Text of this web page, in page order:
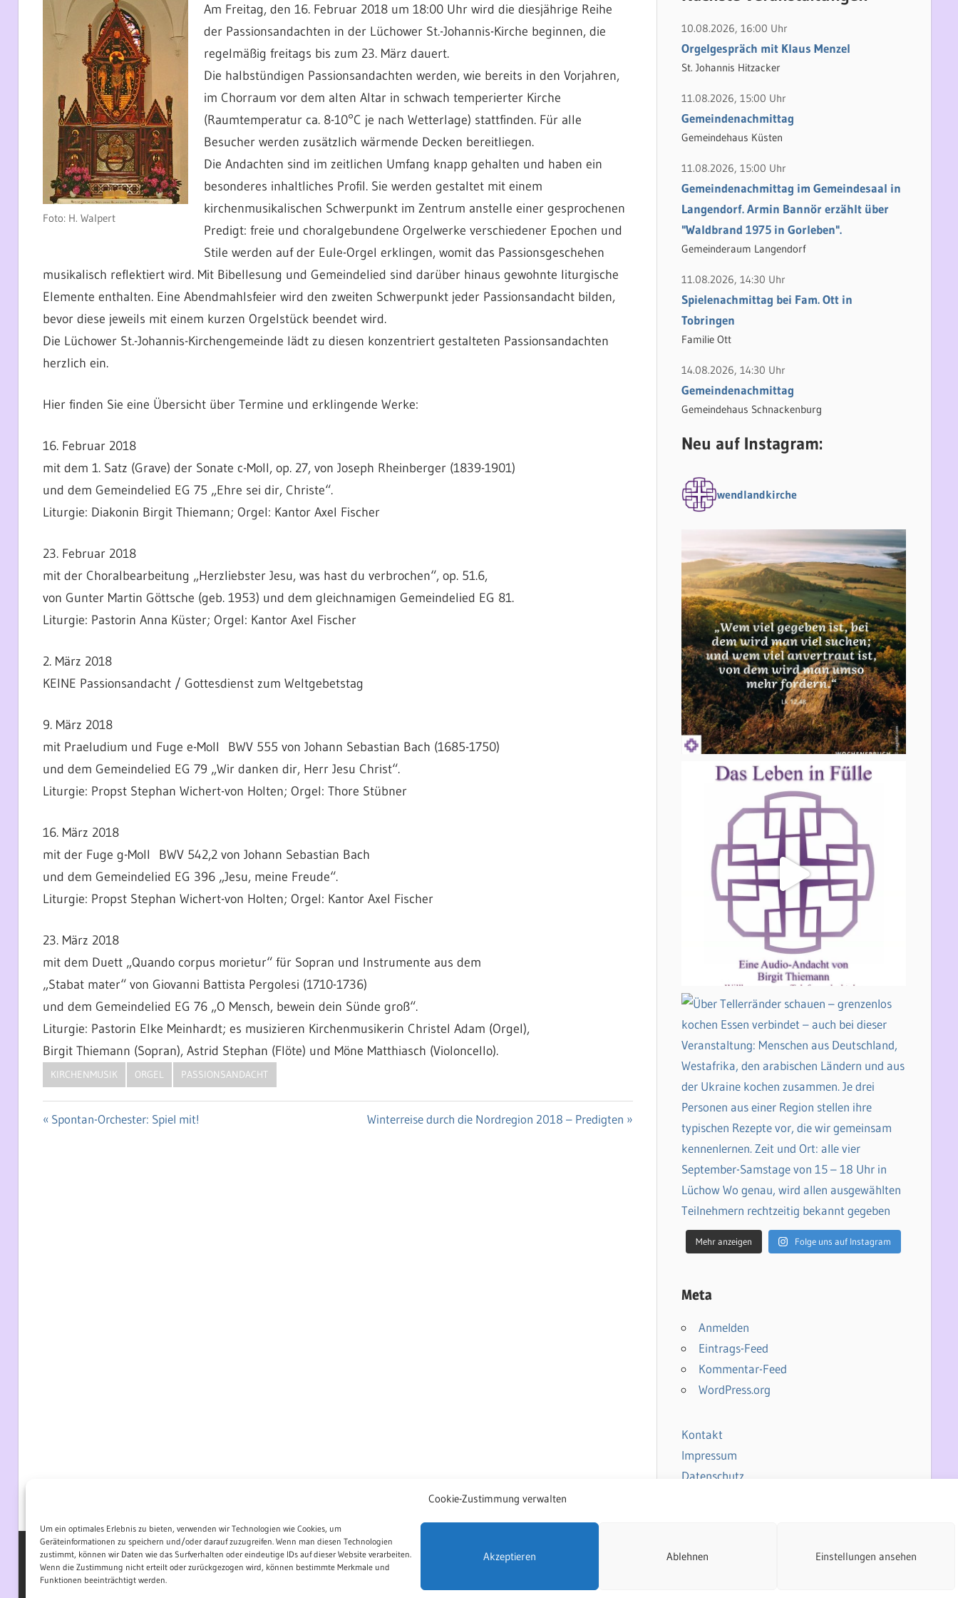
Cookie-Zustimmung verwalten
Um ein optimales Erlebnis zu bieten, verwenden wir Technologien wie Cookies, um
Geräteinformationen zu speichern und/oder darauf zuzugreifen. Wenn man diesen Technologien
zustimmt, können wir Daten wie das Surfverhalten oder eindeutige IDs auf dieser Website verarbeiten.
Wenn die Zustimmung nicht erteilt oder zurückgezogen wird, können bestimmte Merkmale und
Funktionen beeinträchtigt werden.
Akzeptieren Ablehnen Einstellungen ansehen
Foto: H. Walpert
Am Freitag, den 16. Februar 2018 um 18:00 Uhr wird die diesjährige Reihe
der Passionsandachten in der Lüchower St.-Johannis-Kirche beginnen, die
regelmäßig freitags bis zum 23. März dauert.
Die halbstündigen Passionsandachten werden, wie bereits in den Vorjahren,
im Chorraum vor dem alten Altar in schwach temperierter Kirche
(Raumtemperatur ca. 8-10°C je nach Wetterlage) stattfinden. Für alle
Besucher werden zusätzlich wärmende Decken bereitliegen.
Die Andachten sind im zeitlichen Umfang knapp gehalten und haben ein
besonderes inhaltliches Profil. Sie werden gestaltet mit einem
kirchenmusikalischen Schwerpunkt im Zentrum anstelle einer gesprochenen
Predigt: freie und choralgebundene Orgelwerke verschiedener Epochen und
Stile werden auf der Eule-Orgel erklingen, womit das Passionsgeschehen
musikalisch reflektiert wird. Mit Bibellesung und Gemeindelied sind darüber hinaus gewohnte liturgische
Elemente enthalten. Eine Abendmahlsfeier wird den zweiten Schwerpunkt jeder Passionsandacht bilden,
bevor diese jeweils mit einem kurzen Orgelstück beendet wird.
Die Lüchower St.-Johannis-Kirchengemeinde lädt zu diesen konzentriert gestalteten Passionsandachten
herzlich ein.
Hier finden Sie eine Übersicht über Termine und erklingende Werke:
16. Februar 2018
mit dem 1. Satz (Grave) der Sonate c-Moll, op. 27, von Joseph Rheinberger (1839-1901)
und dem Gemeindelied EG 75 „Ehre sei dir, Christe“.
Liturgie: Diakonin Birgit Thiemann; Orgel: Kantor Axel Fischer
23. Februar 2018
mit der Choralbearbeitung „Herzliebster Jesu, was hast du verbrochen“, op. 51.6,
von Gunter Martin Göttsche (geb. 1953) und dem gleichnamigen Gemeindelied EG 81.
Liturgie: Pastorin Anna Küster; Orgel: Kantor Axel Fischer
2. März 2018
KEINE Passionsandacht / Gottesdienst zum Weltgebetstag
9. März 2018
mit Praeludium und Fuge e-Moll BWV 555 von Johann Sebastian Bach (1685-1750)
und dem Gemeindelied EG 79 „Wir danken dir, Herr Jesu Christ“.
Liturgie: Propst Stephan Wichert-von Holten; Orgel: Thore Stübner
16. März 2018
mit der Fuge g-Moll BWV 542,2 von Johann Sebastian Bach
und dem Gemeindelied EG 396 „Jesu, meine Freude“.
Liturgie: Propst Stephan Wichert-von Holten; Orgel: Kantor Axel Fischer
23. März 2018
mit dem Duett „Quando corpus morietur“ für Sopran und Instrumente aus dem
„Stabat mater“ von Giovanni Battista Pergolesi (1710-1736)
und dem Gemeindelied EG 76 „O Mensch, bewein dein Sünde groß“.
Liturgie: Pastorin Elke Meinhardt; es musizieren Kirchenmusikerin Christel Adam (Orgel),
Birgit Thiemann (Sopran), Astrid Stephan (Flöte) und Möne Matthiasch (Violoncello).
KIRCHENMUSIK ORGEL PASSIONSANDACHT
Vorheriger
Spontan-Orchester: Spiel mit!
Nächster
Winterreise durch die Nordregion 2018 – Predigten
e
n
n
a
10.08.2026, 16:00 Uhr
Orgelgespräch mit Klaus Menzel
St. Johannis Hitzacker
11.08.2026, 15:00 Uhr
Gemeindenachmittag
Gemeindehaus Küsten
11.08.2026, 15:00 Uhr
Gemeindenachmittag im Gemeindesaal in
Langendorf. Armin Bannör erzählt über
"Waldbrand 1975 in Gorleben".
Gemeinderaum Langendorf
11.08.2026, 14:30 Uhr
Spielenachmittag bei Fam. Ott in
Tobringen
Familie Ott
14.08.2026, 14:30 Uhr
Gemeindenachmittag
Gemeindehaus Schnackenburg
Neu auf Instagram:
wendlandkirche
Mehr anzeigen Folge uns auf Instagram
Meta
Anmelden
Eintrags-Feed
Kommentar-Feed
WordPress.org
Kontakt
Impressum
Datenschutz
WordPress-Theme: Wellington von ThemeZee.